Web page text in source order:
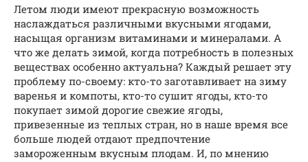
Летом люди имеют прекрасную возможность
наслаждаться различными вкусными ягодами,
насыщая организм витаминами и минералами. А
что же делать зимой, когда потребность в полезных
веществах особенно актуальна? Каждый решает эту
проблему по-своему: кто-то заготавливает на зиму
варенья и компоты, кто-то сушит ягоды, кто-то
покупает зимой дорогие свежие ягоды,
привезенные из теплых стран, но в наше время все
больше людей отдают предпочтение
замороженным вкусным плодам. И, по мнению